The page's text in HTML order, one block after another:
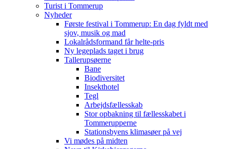
Turist i Tommerup
Nyheder
Første festival i Tommerup: En dag fyldt med
sjov, musik og mad
Lokalrådsformand får helte-pris
Ny legeplads taget i brug
Tallerupsøerne
Bane
Biodiversitet
Insekthotel
Tegl
Arbejdsfællesskab
Stor opbakning til fællesskabet i
Tommerupperne
Stationsbyens klimasøer på vej
Vi mødes på midten